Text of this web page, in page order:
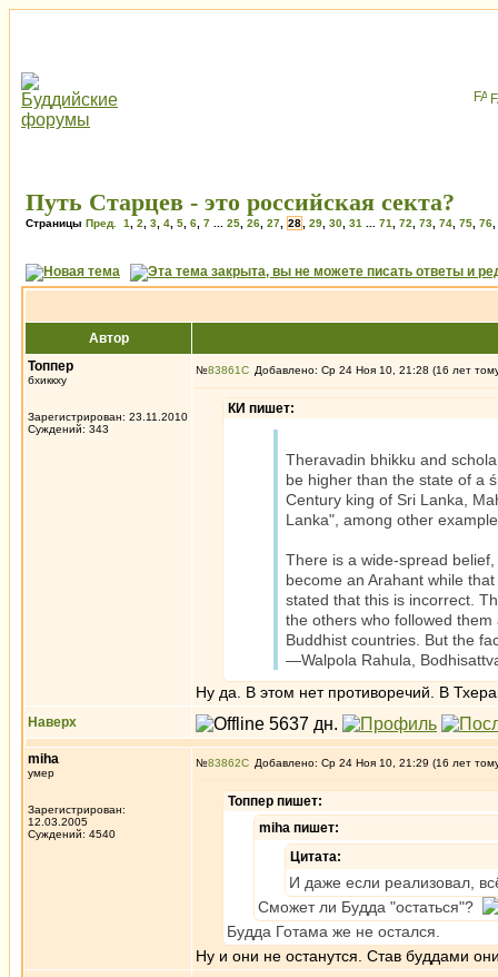
Путь Старцев - это российская секта?
Страницы Пред. 1 2 3 4 5 6 7 25 26 27 28 29 30 31 71 72 73 74 75 76
Автор
Топпер
бхиккху
Зарегистрирован: 23.11.2010
Суждений: 343
№83861 Добавлено: Ср 24 Ноя 10, 21:28 (16 лет
КИ пишет:
Theravadin bhikku and
be higher than the state of a
Century king of Sri Lanka,
Lanka", among other
There is a wide-spread
become an Arahant while
stated that this is incorrect.
the others who followed
Buddhist countries. But the
—Walpola Rahula,
Ну да. В этом нет противоречий. В
Наверх
miha
умер
Зарегистрирован:
12.03.2005
Суждений: 4540
№83862 Добавлено: Ср 24 Ноя 10, 21:29 (16 лет
Топпер пишет:
miha пишет:
Цитата:
И даже если реализовал,
Сможет ли Будда "остаться"?
Будда Готама же не остался.
Ну и они не останутся. Став буддами